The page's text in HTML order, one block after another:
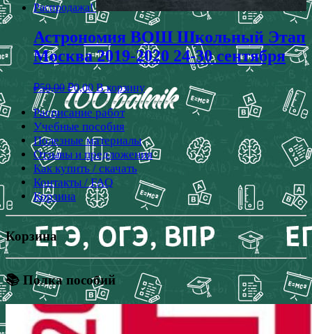
Распродажа!
Астрономия ВОШ Школьный Этап
Москва 2019-2020 24-30 сентября
₽50,00 ₽0,00 В корзину
Расписание работ
Учебные пособия
Полезные материалы
Отзывы и предложения
Как купить / скачать
Контакты / FAQ
Корзина
Корзина
📚 Полка пособий